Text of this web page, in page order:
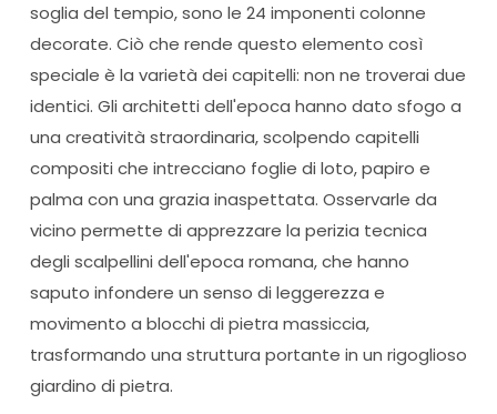
soglia del tempio, sono le 24 imponenti colonne
decorate. Ciò che rende questo elemento così
speciale è la varietà dei capitelli: non ne troverai due
identici. Gli architetti dell'epoca hanno dato sfogo a
una creatività straordinaria, scolpendo capitelli
compositi che intrecciano foglie di loto, papiro e
palma con una grazia inaspettata. Osservarle da
vicino permette di apprezzare la perizia tecnica
degli scalpellini dell'epoca romana, che hanno
saputo infondere un senso di leggerezza e
movimento a blocchi di pietra massiccia,
trasformando una struttura portante in un rigoglioso
giardino di pietra.